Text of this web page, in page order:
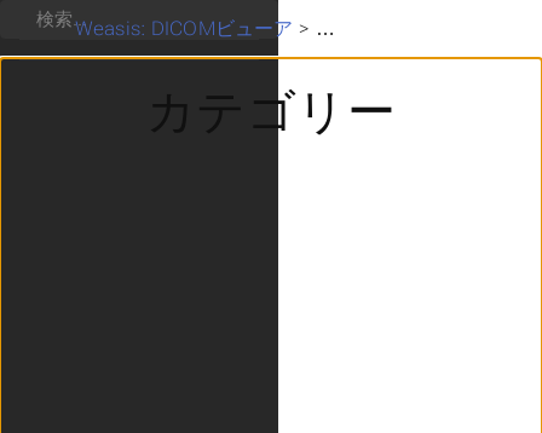
Weasis: DICOMビューア > カテゴリー
カテゴリー
検索